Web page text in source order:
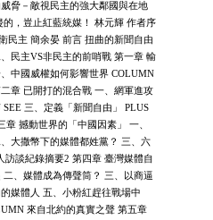
脅－敵視民主的強大鄰國與在地
，豈止紅藍統媒！ 林元輝 作者序
民主 簡余晏 前言 扭曲的新聞自由
民主VS非民主的前哨戰 第一章 輸
中國威權如何影響世界 COLUMN
章 已開打的混合戰 一、網軍進攻
三、定義「新聞自由」 PLUS
撼動世界的「中國因素」 一、
大撒幣下的媒體都姓黨？ 三、六
訪談紀錄摘要2 第四章 臺灣媒體自
、媒體成為傳聲筒？ 三、以商逼
媒體人 五、小粉紅趕往戰場中
來自北約的真實之聲 第五章